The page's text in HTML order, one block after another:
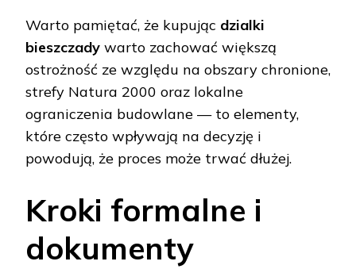
Warto pamiętać, że kupując dzialki
bieszczady warto zachować większą
ostrożność ze względu na obszary chronione,
strefy Natura 2000 oraz lokalne
ograniczenia budowlane — to elementy,
które często wpływają na decyzję i
powodują, że proces może trwać dłużej.
Kroki formalne i
dokumenty